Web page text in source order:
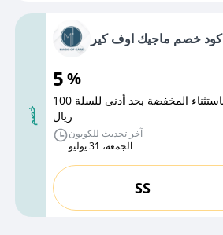
خصم
كود خصم ماجيك اوف كير
5%
يشمل جميع المنتجات باستثناء المخفضة بحد أدنى للسلة 100
ريال
آخر تحديث للكوبون
الجمعة، 31 يوليو
SS